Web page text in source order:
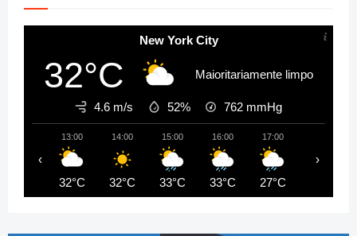
New York City
32°C Maioritariamente limpo
4.6 m/s 52% 762 mmHg
13:00
32°C
14:00
32°C
15:00
33°C
16:00
33°C
17:00
27°C
‹ ›